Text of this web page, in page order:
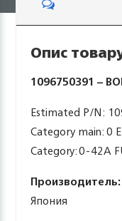
Опис
1096750391 –
Estimated P/N:
Category main: 0
Category: 0-42A
Производитель:
Япония